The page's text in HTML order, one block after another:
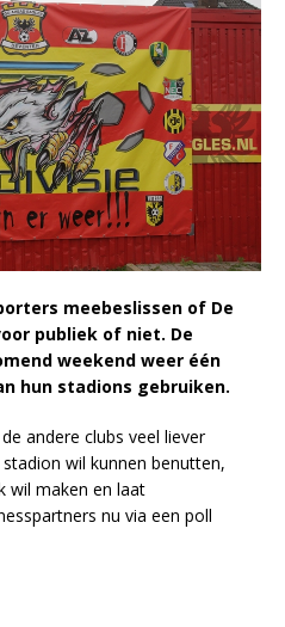
meebeslissen of De
publiek of niet. De
weekend weer één
hun stadions gebruiken.
andere clubs veel liever
wil kunnen benutten,
wil maken en laat
nu via een poll